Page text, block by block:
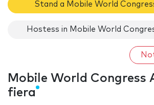
Stand a Mobile World
Hostess in Mobile World
Mobile World Congress
fiera